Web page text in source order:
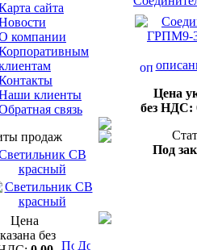
сайта
компании
клиенты
связь
продаж
СВ
красный
Цена
без
Цена
без НДС:
Под